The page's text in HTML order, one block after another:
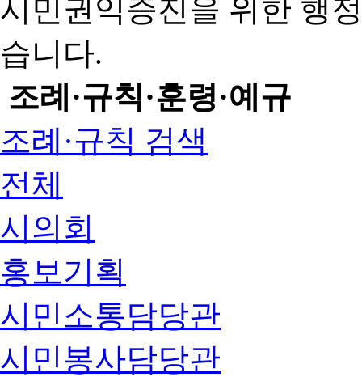
시민권익증진을 위한 행
습니다.
조례·규칙·훈령·예규
조례·규칙 검색
전체
시의회
홍보기획
시민소통담당관
시민봉사담당관